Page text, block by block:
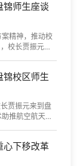
锦师生座谈
精神，推动校
校长贾振元在
锦校区师生
贾振元来到盘
推航空航天强
心下移改革